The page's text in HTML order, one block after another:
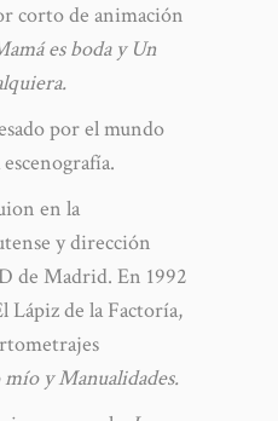
corto de animación
es boda y Un
por el mundo
en la
y dirección
de Madrid. En 1992
Lápiz de la Factoría,
y Manualidades.